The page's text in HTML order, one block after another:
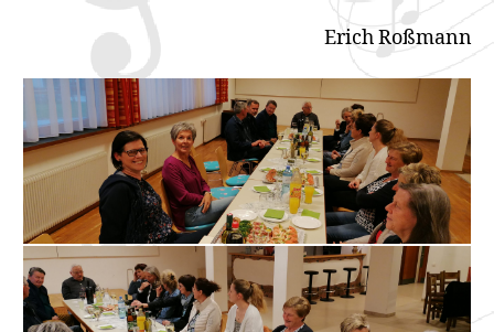
Erich Roßmann